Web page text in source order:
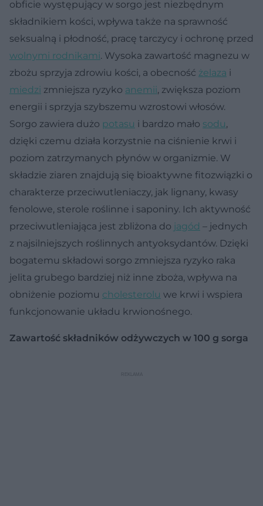
obficie występujący w sorgo jest niezbędnym
składnikiem kości, wpływa także na sprawność
seksualną i płodność, pracę tarczycy i ochronę przed
wolnymi rodnikami. Wysoka zawartość magnezu w
zbożu sprzyja zdrowiu kości, a obecność żelaza i
miedzi zmniejsza ryzyko anemii, zwiększa poziom
energii i sprzyja szybszemu wzrostowi włosów.
Sorgo zawiera dużo potasu i bardzo mało sodu,
dzięki czemu działa korzystnie na ciśnienie krwi i
poziom zatrzymanych płynów w organizmie. W
składzie ziaren znajdują się bioaktywne fitozwiązki o
charakterze przeciwutleniaczy, jak lignany, kwasy
fenolowe, sterole roślinne i saponiny. Ich aktywność
przeciwutleniająca jest zbliżona do jagód – jednych
z najsilniejszych roślinnych antyoksydantów. Dzięki
bogatemu składowi sorgo zmniejsza ryzyko raka
jelita grubego bardziej niż inne zboża, wpływa na
obniżenie poziomu cholesterolu we krwi i wspiera
funkcjonowanie układu krwionośnego.
Zawartość składników odżywczych w 100 g sorga